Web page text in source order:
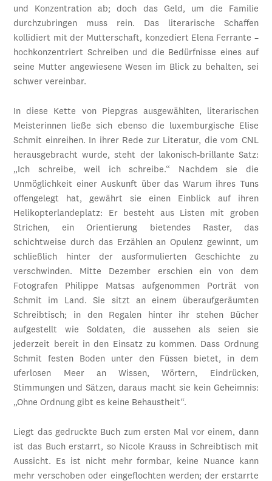
und Konzentration ab; doch das Geld, um die Familie
durchzubringen muss rein. Das literarische Schaffen
kollidiert mit der Mutterschaft, konzediert Elena Ferrante –
hochkonzentriert Schreiben und die Bedürfnisse eines auf
seine Mutter angewiesene Wesen im Blick zu behalten, sei
schwer vereinbar.
In diese Kette von Piepgras ausgewählten, literarischen
Meisterinnen ließe sich ebenso die luxemburgische Elise
Schmit einreihen. In ihrer Rede zur Literatur, die vom CNL
herausgebracht wurde, steht der lakonisch-brillante Satz:
„Ich schreibe, weil ich schreibe.“ Nachdem sie die
Unmöglichkeit einer Auskunft über das Warum ihres Tuns
offengelegt hat, gewährt sie einen Einblick auf ihren
Helikopterlandeplatz: Er besteht aus Listen mit groben
Strichen, ein Orientierung bietendes Raster, das
schichtweise durch das Erzählen an Opulenz gewinnt, um
schließlich hinter der ausformulierten Geschichte zu
verschwinden. Mitte Dezember erschien ein von dem
Fotografen Philippe Matsas aufgenommen Porträt von
Schmit im Land. Sie sitzt an einem überaufgeräumten
Schreibtisch; in den Regalen hinter ihr stehen Bücher
aufgestellt wie Soldaten, die aussehen als seien sie
jederzeit bereit in den Einsatz zu kommen. Dass Ordnung
Schmit festen Boden unter den Füssen bietet, in dem
uferlosen Meer an Wissen, Wörtern, Eindrücken,
Stimmungen und Sätzen, daraus macht sie kein Geheimnis:
„Ohne Ordnung gibt es keine Behaustheit“.
Liegt das gedruckte Buch zum ersten Mal vor einem, dann
ist das Buch erstarrt, so Nicole Krauss in Schreibtisch mit
Aussicht. Es ist nicht mehr formbar, keine Nuance kann
mehr verschoben oder eingeflochten werden; der erstarrte